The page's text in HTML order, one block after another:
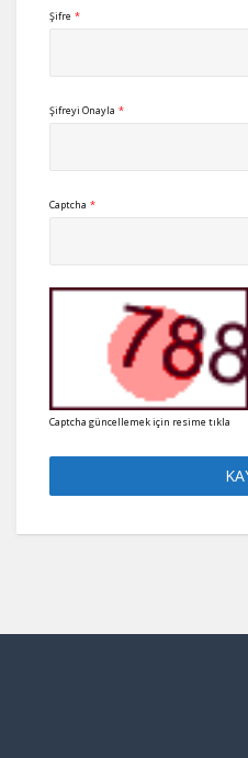
Şifre *
Şifreyi Onayla *
Captcha *
Captcha güncellemek için resime tıkla